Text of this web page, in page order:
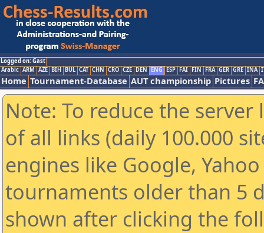
Logged on: Gast
Arabic ARM AZE BIH BUL CAT CHN CRO CZE DEN ENG ESP FAI FIN FRA GER GRE INA
Home Tournament-Database AUT championship Pictures
Note: To reduce the
of all links (daily 100.000
engines like Google,
tournaments older than 5
shown after clicking the